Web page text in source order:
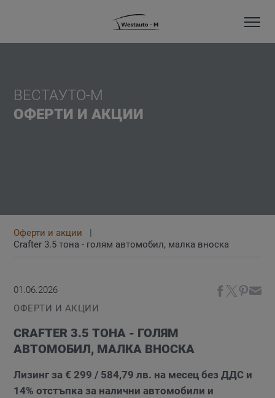
ВЕСТАУТО-М
ОФЕРТИ И АКЦИИ
Оферти и акции
Crafter 3.5 тона - голям автомобил, малка вноска
01.06.2026
ОФЕРТИ И АКЦИИ
CRAFTER 3.5 ТОНА - ГОЛЯМ
АВТОМОБИЛ, МАЛКА ВНОСКА
Лизинг за € 299 / 584,79 лв. на месец без ДДС и
14% отстъпка за налични автомобили и